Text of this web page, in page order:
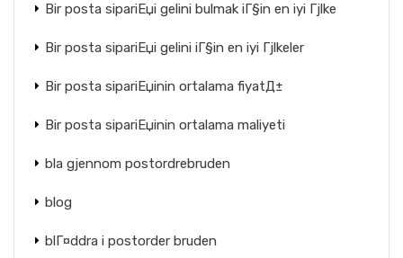
Bir posta sipariЕџi gelini bulmak iГ§in en iyi Гјlke
Bir posta sipariЕџi gelini iГ§in en iyi Гјlkeler
Bir posta sipariЕџinin ortalama fiyatД±
Bir posta sipariЕџinin ortalama maliyeti
bla gjennom postordrebruden
blog
blГ¤ddra i postorder bruden